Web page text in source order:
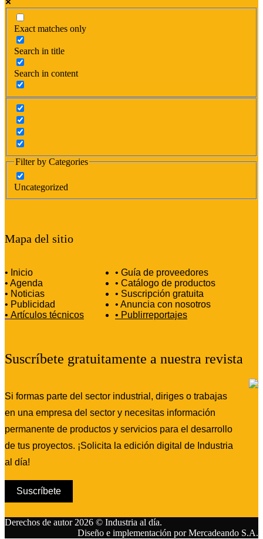
Exact matches only
Search in title
Search in content
Filter by Categories
Uncategorized
Mapa del sitio
• Inicio
• Agenda
• Noticias
• Publicidad
• Artículos técnicos
• Guía de proveedores
• Catálogo de productos
• Suscripción gratuita
• Anuncia con nosotros
• Publirreportajes
Suscríbete gratuitamente a nuestra revista
Si formas parte del sector industrial, diriges o trabajas
en una empresa del sector y necesitas información
permanente de productos y servicios para el desarrollo
de tus proyectos. ¡Solicita la edición digital de Industria
al día!
Suscríbete
Derechos de autor 2026 © Industria al día.
Diseño e implementación por Mercadeando S.A.